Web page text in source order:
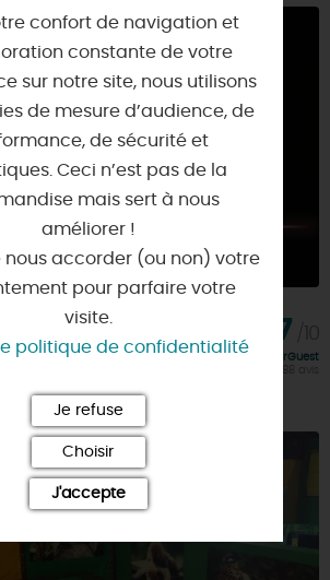
9,7
Note FairGuest
calculée sur 288 avis
confort de navigation et
constante de votre
sur notre site, nous utilisons
de mesure d’audience, de
de sécurité et
Ceci n’est pas de la
mais sert à nous
améliorer !
nous accorder (ou non) votre
pour parfaire votre
visite.
politique de confidentialité
Je refuse
Choisir
J'accepte